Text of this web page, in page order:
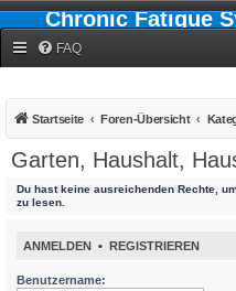
Chronic Fatigue
FAQ
Startseite Foren-Übersicht
Garten, Haushalt,
Du hast keine ausreichenden Rechte,
zu lesen.
ANMELDEN • REGISTRIEREN
Benutzername: